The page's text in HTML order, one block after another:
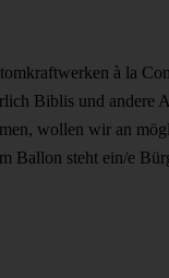
à la
Biblis und
wollen wir an
Ballon steht ein/e